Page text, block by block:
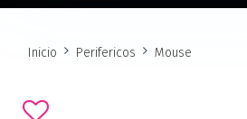
Inicio Perifericos Mouse